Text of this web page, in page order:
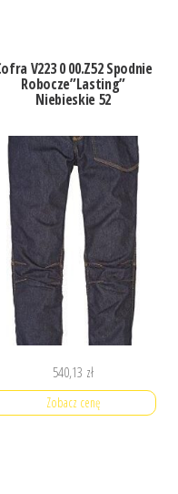
V223 0 00.Z52 Spodnie
Robocze”Lasting”
Niebieskie 52
540,13 zł
Zobacz cenę